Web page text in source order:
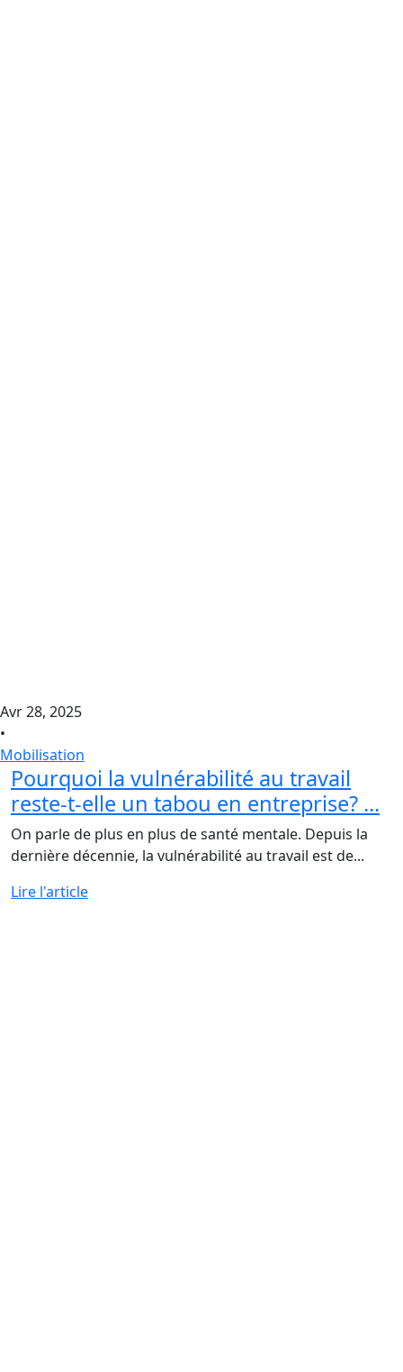
Avr 28, 2025
•
Mobilisation
Pourquoi la vulnérabilité au travail
reste-t-elle un tabou en entreprise? ...
On parle de plus en plus de santé mentale. Depuis la
dernière décennie, la vulnérabilité au travail est de...
Lire l'article